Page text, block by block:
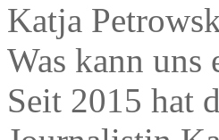
Katja
Was kann uns
Seit 2015 hat